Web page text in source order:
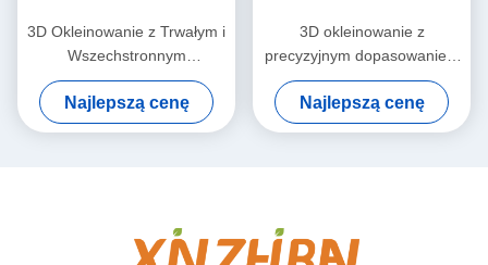
3D Okleinowanie z Trwałym i
Wszechstronnym
Zastosowaniem dla
Profesjonalnych Rozwiązań
Obróbki Krawędzi
Najlepszą cenę
3D okleinowanie z
precyzyjnym dopasowaniem
i trwałym materiałem dla
bezszwowych projektów 3D
Najlepszą cenę